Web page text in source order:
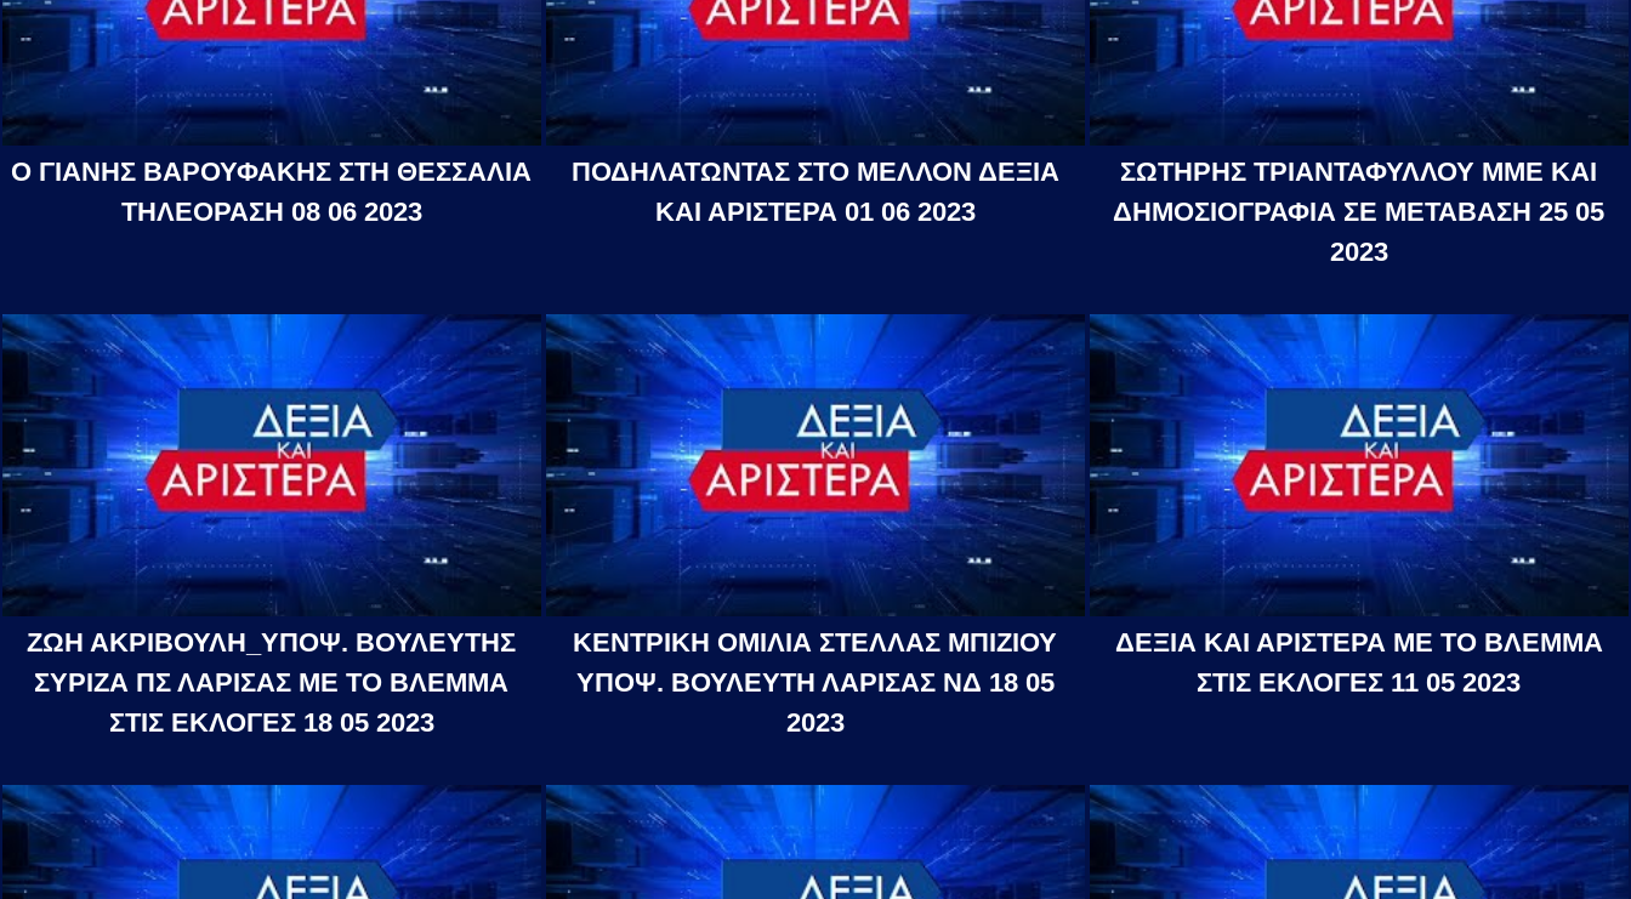
Ο ΓΙΑΝΗΣ ΒΑΡΟΥΦΑΚΗΣ ΣΤΗ ΘΕΣΣΑΛΙΑ
ΤΗΛΕΟΡΑΣΗ 08 06 2023
ΠΟΔΗΛΑΤΩΝΤΑΣ ΣΤΟ ΜΕΛΛΟΝ ΔΕΞΙΑ
ΚΑΙ ΑΡΙΣΤΕΡΑ 01 06 2023
ΣΩΤΗΡΗΣ ΤΡΙΑΝΤΑΦΥΛΛΟΥ ΜΜΕ ΚΑΙ
ΔΗΜΟΣΙΟΓΡΑΦΙΑ ΣΕ ΜΕΤΑΒΑΣΗ 25 05
2023
ΖΩΗ ΑΚΡΙΒΟΥΛΗ_ΥΠΟΨ. ΒΟΥΛΕΥΤΗΣ
ΣΥΡΙΖΑ ΠΣ ΛΑΡΙΣΑΣ ΜΕ ΤΟ ΒΛΕΜΜΑ
ΣΤΙΣ ΕΚΛΟΓΕΣ 18 05 2023
ΚΕΝΤΡΙΚΗ ΟΜΙΛΙΑ ΣΤΕΛΛΑΣ ΜΠΙΖΙΟΥ
ΥΠΟΨ. ΒΟΥΛΕΥΤΗ ΛΑΡΙΣΑΣ ΝΔ 18 05
2023
ΔΕΞΙΑ ΚΑΙ ΑΡΙΣΤΕΡΑ ΜΕ ΤΟ ΒΛΕΜΜΑ
ΣΤΙΣ ΕΚΛΟΓΕΣ 11 05 2023